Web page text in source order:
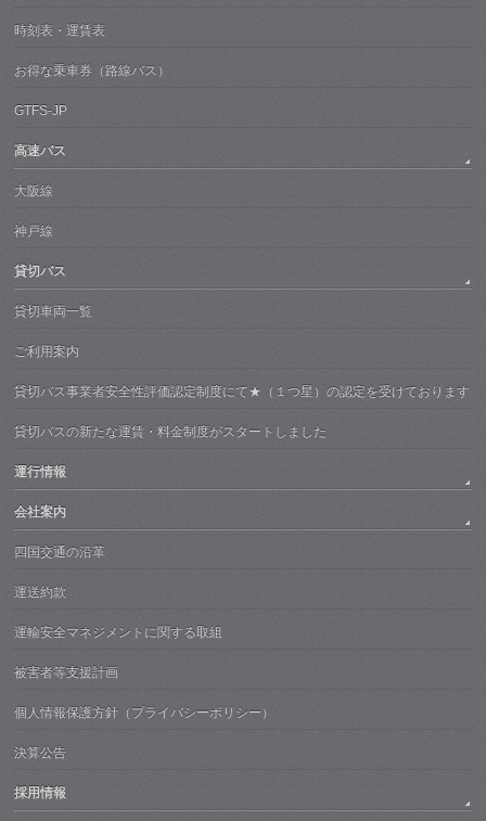
時刻表・運賃表
お得な乗車券（路線バス）
GTFS-JP
高速バス
大阪線
神戸線
貸切バス
貸切車両一覧
ご利用案内
貸切バス事業者安全性評価認定制度にて★（１つ星）の認定を受けております
貸切バスの新たな運賃・料金制度がスタートしました
運行情報
会社案内
四国交通の沿革
運送約款
運輸安全マネジメントに関する取組
被害者等支援計画
個人情報保護方針（プライバシーポリシー）
決算公告
採用情報